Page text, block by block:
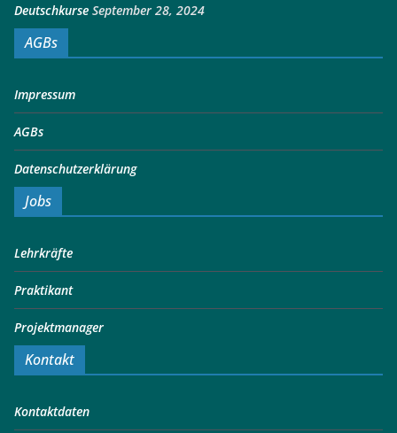
Deutschkurse September 28, 2024
AGBs
Impressum
AGBs
Datenschutzerklärung
Jobs
Lehrkräfte
Praktikant
Projektmanager
Kontakt
Kontaktdaten